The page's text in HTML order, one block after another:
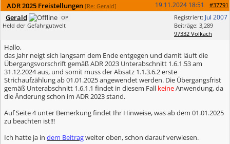
ADR 2025 Freistellungen [Re: Gerald] #37791
19.11.2024 18:51
Registriert: Jul 2007
Beiträge: 3,289
97332 Volkach
Gerald OP
Held der Gefahrgutwelt
Hallo,
das Jahr neigt sich langsam dem Ende entgegen und damit läuft die
Übergangsvorschrift gemäß ADR 2023 Unterabschnitt 1.6.1.53 am
31.12.2024 aus, und somit muss der Absatz 1.1.3.6.2 erste
Strichaufzählung ab 01.01.2025 angewendet werden. Die Übergangsfrist
gemäß Unterabschnitt 1.6.1.1 findet in diesem Fall keineAnwendung, da
die Änderung schon im ADR 2023 stand.
Auf Seite 4 unter Bemerkung findet Ihr Hinweise, was ab dem 01.01.2025
zu beachten ist!!!
Ich hatte ja in dem Beitragweiter oben, schon darauf verwiesen.